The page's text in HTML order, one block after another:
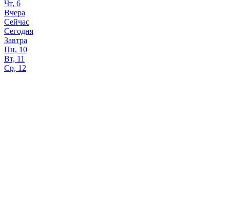
Чт, 6
Вчера
Сейчас
Сегодня
Завтра
Пн, 10
Вт, 11
Ср, 12